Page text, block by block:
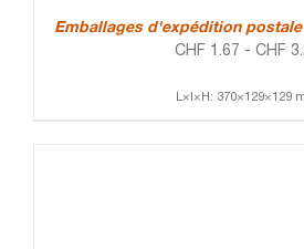
Emballages d'expédition postale
CHF 1.67 - CHF
L×l×H: 370×129×129